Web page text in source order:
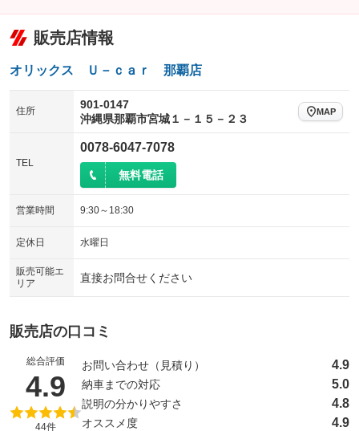
販売店情報
オリックス Ｕ－ｃａｒ 那覇店
住所
901-0147
沖縄県那覇市宮城１－１５－２３
MAP
TEL
0078-6047-7078
無料電話
営業時間 9:30～18:30
定休日 水曜日
販売可能エ
リア
直接お問合せください
販売店の口コミ
総合評価
4.9 （5点満点中）
44件
お問い合わせ（見積り） 4.9
納車までの対応 5.0
説明の分かりやすさ 4.8
オススメ度 4.9